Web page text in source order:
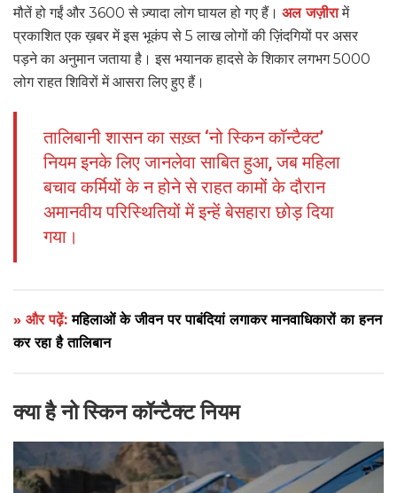
मौतें हो गईं और 3600 से ज़्यादा लोग घायल हो गए हैं। अल जज़ीरामें
प्रकाशित एक ख़बर में इस भूकंप से 5 लाख लोगों की ज़िंदगियों पर असर
पड़ने का अनुमान जताया है। इस भयानक हादसे के शिकार लगभग 5000
लोग राहत शिविरों में आसरा लिए हुए हैं।
तालिबानी शासन का सख़्त ‘नो स्किन कॉन्टैक्ट’
नियम इनके लिए जानलेवा साबित हुआ, जब महिला
बचाव कर्मियों के न होने से राहत कामों के दौरान
अमानवीय परिस्थितियों में इन्हें बेसहारा छोड़ दिया
गया।
» और पढ़ें:महिलाओं के जीवन पर पाबंदियां लगाकर मानवाधिकारों का हनन
कर रहा है तालिबान
क्या है नो स्किन कॉन्टैक्ट नियम